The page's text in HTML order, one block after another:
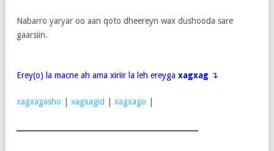
Nabarro yaryar oo aan qoto dheereyn wax dushooda sare
gaarsiin.
Erey(o) la macne ah ama xiriir la leh ereyga xagxag ↴
xagxagasho xagxagid xagxago